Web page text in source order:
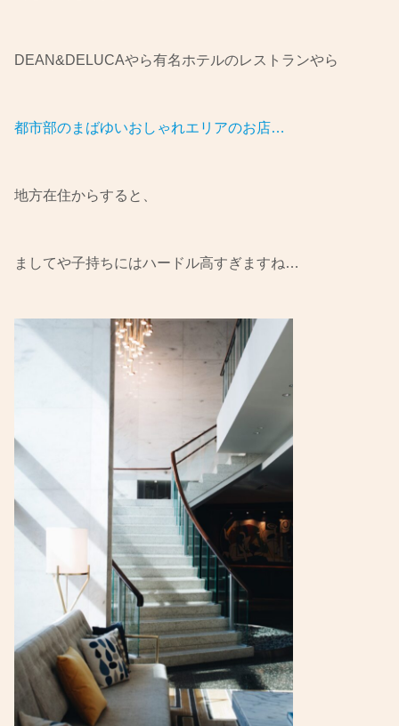
DEAN&DELUCAやら有名ホテルのレストランやら
都市部のまばゆいおしゃれエリアのお店…
地方在住からすると、
ましてや子持ちにはハードル高すぎますね…